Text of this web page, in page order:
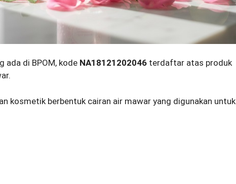
ada di BPOM, kode NA18121202046 terdaftar atas produk
kosmetik berbentuk cairan air mawar yang digunakan untuk